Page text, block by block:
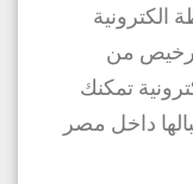
من
تمكنك
داخل مصر